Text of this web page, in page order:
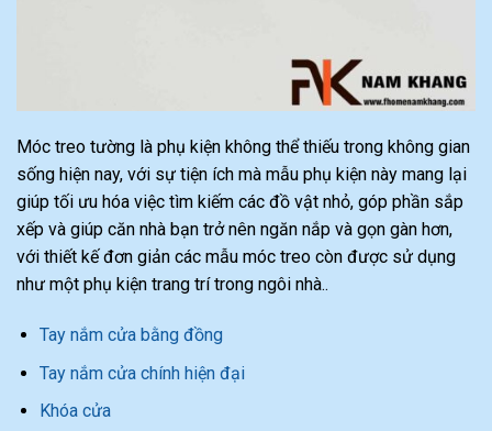
Móc treo tường là phụ kiện không thể thiếu trong không gian
sống hiện nay, với sự tiện ích mà mẫu phụ kiện này mang lại
giúp tối ưu hóa việc tìm kiếm các đồ vật nhỏ, góp phần sắp
xếp và giúp căn nhà bạn trở nên ngăn nắp và gọn gàn hơn,
với thiết kế đơn giản các mẫu móc treo còn được sử dụng
như một phụ kiện trang trí trong ngôi nhà..
Tay nắm cửa bằng đồng
Tay nắm cửa chính hiện đại
Khóa cửa